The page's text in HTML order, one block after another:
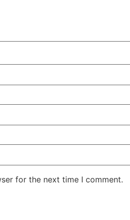
for the next time I comment.